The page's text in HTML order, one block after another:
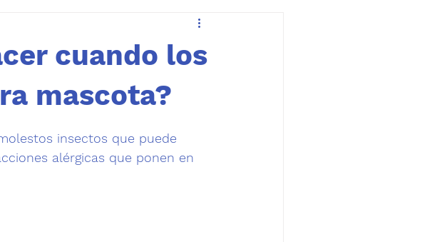
cuando los
mascota?
insectos que puede
alérgicas que ponen en